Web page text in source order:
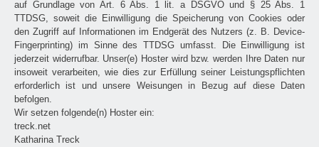
auf Grundlage von Art. 6 Abs. 1 lit. a DSGVO und § 25 Abs. 1
TTDSG, soweit die Einwilligung die Speicherung von Cookies oder
den Zugriff auf Informationen im Endgerät des Nutzers (z. B. Device-
Fingerprinting) im Sinne des TTDSG umfasst. Die Einwilligung ist
jederzeit widerrufbar. Unser(e) Hoster wird bzw. werden Ihre Daten nur
insoweit verarbeiten, wie dies zur Erfüllung seiner Leistungspflichten
erforderlich ist und unsere Weisungen in Bezug auf diese Daten
befolgen.
Wir setzen folgende(n) Hoster ein:
treck.net
Katharina Treck